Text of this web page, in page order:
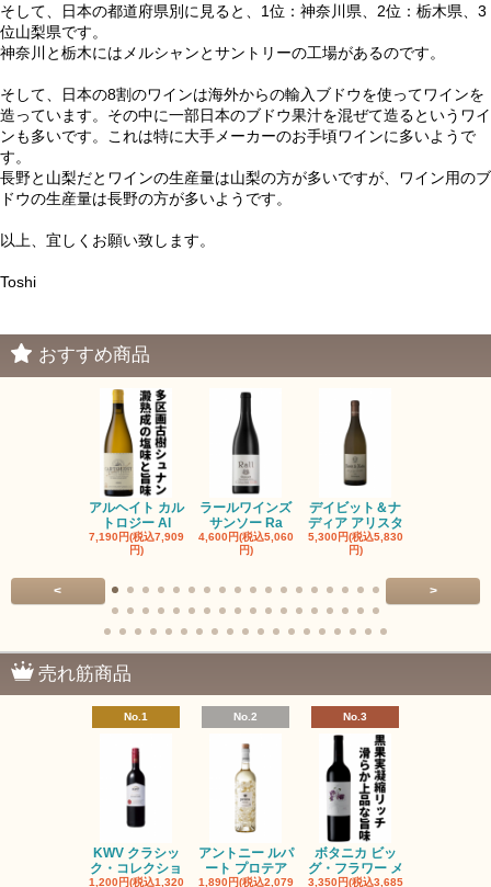
そして、日本の都道府県別に見ると、1位：神奈川県、2位：栃木県、3
位山梨県です。
神奈川と栃木にはメルシャンとサントリーの工場があるのです。
そして、日本の8割のワインは海外からの輸入ブドウを使ってワインを
造っています。その中に一部日本のブドウ果汁を混ぜて造るというワイ
ンも多いです。これは特に大手メーカーのお手頃ワインに多いようで
す。
長野と山梨だとワインの生産量は山梨の方が多いですが、ワイン用のブ
ドウの生産量は長野の方が多いようです。
以上、宜しくお願い致します。
Toshi
おすすめ商品
アルヘイト カル
トロジー Al
7,190円(税込7,909
円)
ラールワインズ
サンソー Ra
4,600円(税込5,060
円)
デイビット＆ナ
ディア アリスタ
5,300円(税込5,830
円)
< >
売れ筋商品
No.1
KWV クラシッ
ク・コレクショ
1,200円(税込1,320
No.2
アントニー ルパ
ート プロテア
1,890円(税込2,079
No.3
ボタニカ ビッ
グ・フラワー メ
3,350円(税込3,685